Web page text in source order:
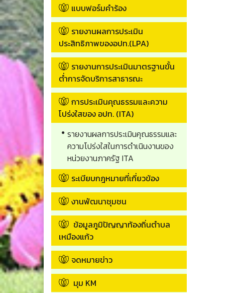
แบบฟอร์มคำร้อง
รายงานผลการประเมิน
ประสิทธิภาพของอปท.(LPA)
รายงานการประเมินมาตรฐานขั้น
ต่ำการจัดบริการสาธารณะ
การประเมินคุณธรรมและความ
โปร่งใสของ อปท. (ITA)
รายงานผลการประเมินคุณธรรมและ
ความโปร่งใสในการดำเนินงานของ
หน่วยงานภาครัฐ ITA
ระเบียบกฎหมายที่เกี่ยวข้อง
งานพัฒนาชุมชน
ข้อมูลภูมิปัญญาท้องถิ่นตำบล
เหมืองแก้ว
จดหมายข่าว
มุม KM